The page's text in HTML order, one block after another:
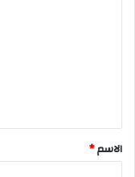
*
الاسم*